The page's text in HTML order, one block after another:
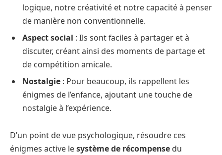
logique, notre créativité et notre capacité à penser
de manière non conventionnelle.
Aspect social : Ils sont faciles à partager et à
discuter, créant ainsi des moments de partage et
de compétition amicale.
Nostalgie : Pour beaucoup, ils rappellent les
énigmes de l’enfance, ajoutant une touche de
nostalgie à l’expérience.
D’un point de vue psychologique, résoudre ces
énigmes active lesystème de récompense du